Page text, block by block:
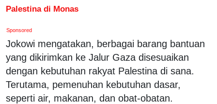
Palestina di Monas
Sponsored
Jokowi mengatakan, berbagai barang bantuan
yang dikirimkan ke Jalur Gaza disesuaikan
dengan kebutuhan rakyat Palestina di sana.
Terutama, pemenuhan kebutuhan dasar,
seperti air, makanan, dan obat-obatan.